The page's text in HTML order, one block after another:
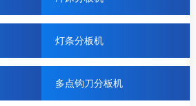
灯条分板机
多点钩刀分板机